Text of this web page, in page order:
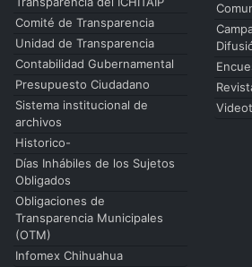
Comité de Transparencia
Unidad de Transparencia
Contabilidad Gubernamental
Presupuesto Ciudadano
Sistema institucional de
archivos
Historico-
Días Inhábiles de los Sujetos
Obligados
Obligaciones de
Transparencia Municipales
(OTM)
Infomex Chihuahua